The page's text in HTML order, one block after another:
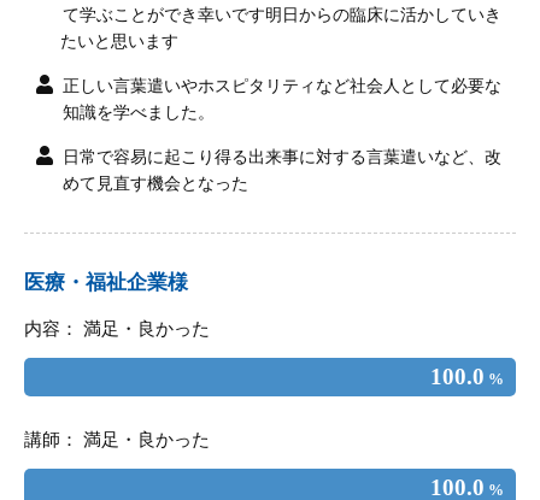
て学ぶことができ幸いです明日からの臨床に活かしていき
たいと思います
正しい言葉遣いやホスピタリティなど社会人として必要な
知識を学べました。
日常で容易に起こり得る出来事に対する言葉遣いなど、改
めて見直す機会となった
医療・福祉企業様
内容： 満足・良かった
100.0 %
講師： 満足・良かった
100.0 %